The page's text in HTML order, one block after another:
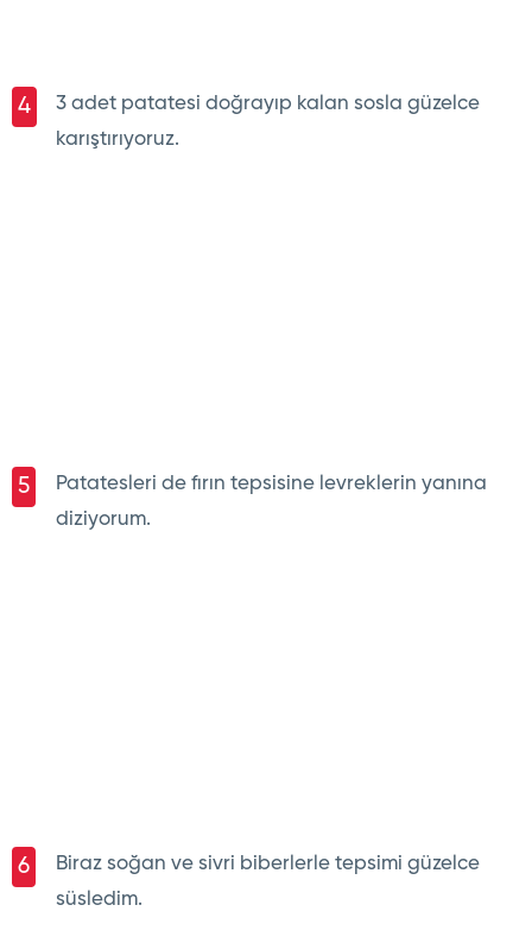
4
3 adet patatesi doğrayıp kalan sosla güzelce
karıştırıyoruz.
5
Patatesleri de fırın tepsisine levreklerin yanına
diziyorum.
6
Biraz soğan ve sivri biberlerle tepsimi güzelce
süsledim.